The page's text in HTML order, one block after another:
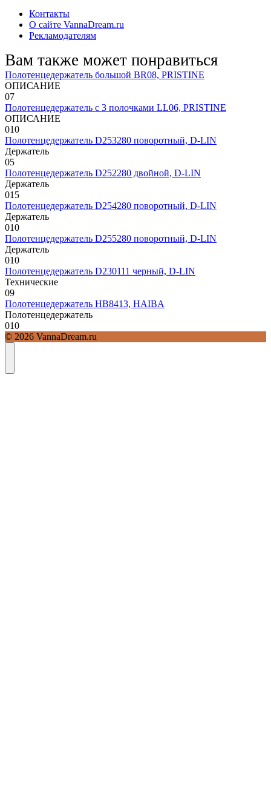
Контакты
О сайте VannaDream.ru
Рекламодателям
Вам также может понравиться
Полотенцедержатель большой BR08, PRISTINE
ОПИСАНИЕ
07
Полотенцедержатель с 3 полочками LL06, PRISTINE
ОПИСАНИЕ
010
Полотенцедержатель D253280 поворотный, D-LIN
Держатель
05
Полотенцедержатель D252280 двойной, D-LIN
Держатель
015
Полотенцедержатель D254280 поворотный, D-LIN
Держатель
010
Полотенцедержатель D255280 поворотный, D-LIN
Держатель
010
Полотенцедержатель D230111 черный, D-LIN
Технические
09
Полотенцедержатель HB8413, HAIBA
Полотенцедержатель
010
© 2026 VannaDream.ru